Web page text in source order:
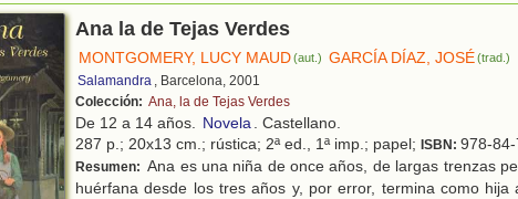
Ana la de Tejas Verdes
MONTGOMERY, LUCY MAUD(aut.) GARCÍA DÍAZ, JOSÉ(trad.)
Salamandra , Barcelona, 2001
Colección: Ana, la de Tejas Verdes
De 12 a 14 años. Novela. Castellano.
287 p.; 20x13 cm.; rústica; 2ª ed., 1ª imp.; papel; ISBN: 978-
Resumen: Ana es una niña de once años, de largas trenzas
huérfana desde los tres años y, por error, termina como